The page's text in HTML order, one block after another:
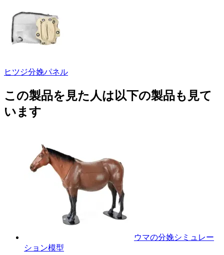
ヒツジ分娩パネル
この製品を見た人は以下の製品も見て
います
ウマの分娩シミュレー
ション模型